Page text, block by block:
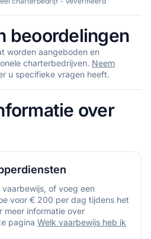
beoordelingen
worden aangeboden en
charterbedrijven. Neem
u specifieke vragen heeft.
over
of voeg een
voor € 200 per dag tijdens het
meer informatie over
pagina Welk vaarbewijs heb ik